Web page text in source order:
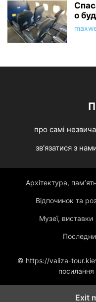
о
про самі
зв'язатися з
Архітектура,
Відпочинок та
Музеї, виставки
© https://valiza-
посилання
Exit